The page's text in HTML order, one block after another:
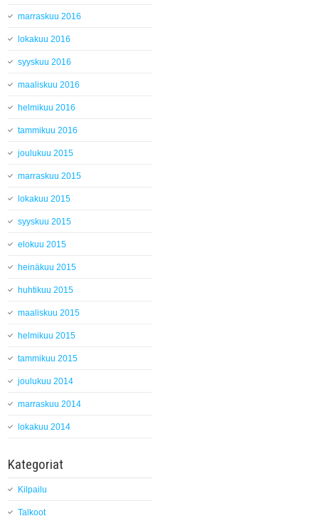
marraskuu 2016
lokakuu 2016
syyskuu 2016
maaliskuu 2016
helmikuu 2016
tammikuu 2016
joulukuu 2015
marraskuu 2015
lokakuu 2015
syyskuu 2015
elokuu 2015
heinäkuu 2015
huhtikuu 2015
maaliskuu 2015
helmikuu 2015
tammikuu 2015
joulukuu 2014
marraskuu 2014
lokakuu 2014
Kategoriat
Kilpailu
Talkoot